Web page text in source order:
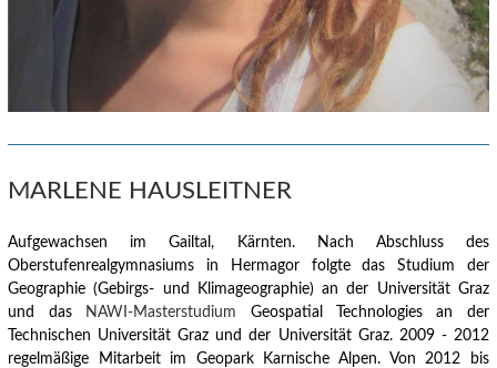
MARLENE HAUSLEITNER
Aufgewachsen im Gailtal, Kärnten.Nach Abschluss des
Oberstufenrealgymnasiums in Hermagor folgte das Studium der
Geographie (Gebirgs- und Klimageographie) an der Universität Graz
und das
NAWI-Masterstudium Geospatial Technologies an der
Technischen Universität Graz und der Universität Graz. 2009 - 2012
regelmäßige Mitarbeit im Geopark Karnische Alpen. Von 2012 bis